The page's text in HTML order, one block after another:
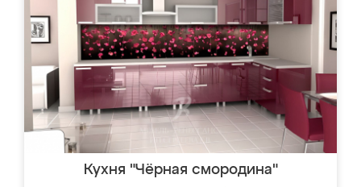
Кухня "Чёрная смородина"